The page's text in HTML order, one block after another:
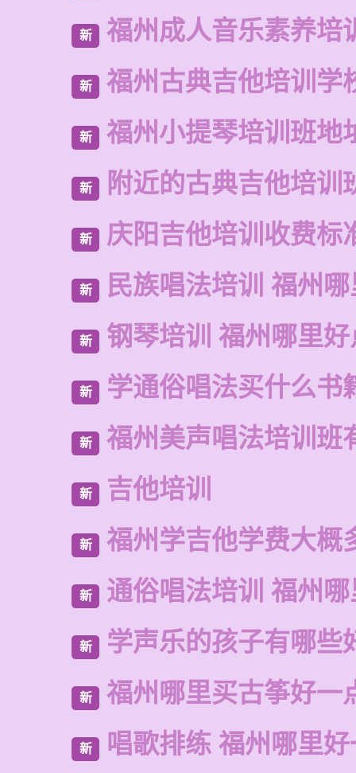
新 福州成人音乐素养培
新 福州古典吉他培训学
新 福州小提琴培训班地
新 附近的古典吉他培训
新 庆阳吉他培训收费标
新 民族唱法培训 福州
新 钢琴培训 福州哪里
新 学通俗唱法买什么书
新 福州美声唱法培训班
新 吉他培训
新 福州学吉他学费大概
新 通俗唱法培训 福州
新 学声乐的孩子有哪些
新 福州哪里买古筝好一
新 唱歌排练 福州哪里